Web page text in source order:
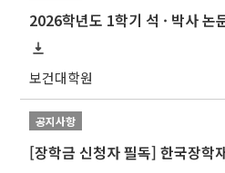
보건대학원
공지사항